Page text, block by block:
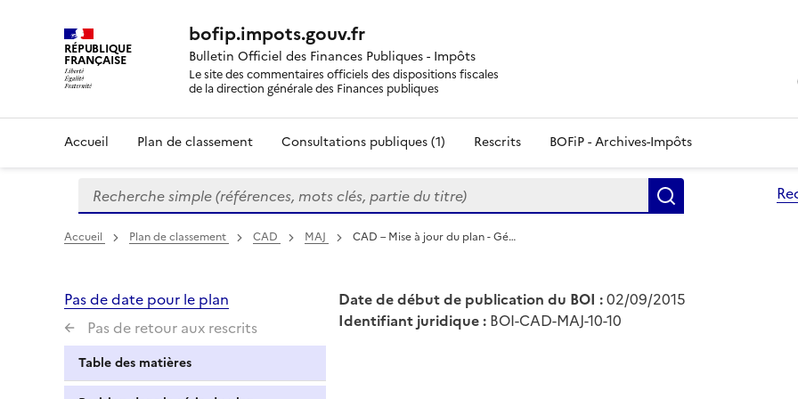
RÉPUBLIQUE
FRANÇAISE
bofip.impots.gouv.fr
Bulletin Officiel des Finances Publiques - Impôts
Le site des commentaires officiels des dispositions fiscales
de la direction générale des Finances publiques
Accueil Plan de classement Consultations publiques (1) Rescrits BOFiP - Archives-Impôts
Formulaire
de
recherche
Recherche simple (références, mots clés, partie du titre)
Accueil Plan de classement CAD MAJ CAD – Mise à jour du plan - Gé…
Pas de date pour le plan
Pas de retour aux rescrits
Table des matières
Date de début de publication du BOI :02/09/2015
Identifiant juridique : BOI-CAD-MAJ-10-10